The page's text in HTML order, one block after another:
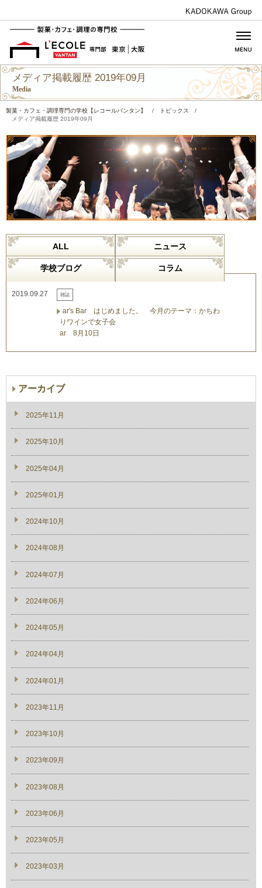
メディア掲載履歴 2019年09月
Media
製菓・カフェ・調理専門の学校【レコールバンタン】 / トピックス
/
メディア掲載履歴 2019年09月
ALL ニュース
学校ブログ コラム
2019.09.27 雑誌
ar's Bar はじめました。 今月のテーマ：かちわ
りワインで女子会
ar 8月10日
アーカイブ
2025年11月
2025年10月
2025年04月
2025年01月
2024年10月
2024年08月
2024年07月
2024年06月
2024年05月
2024年04月
2024年01月
2023年11月
2023年10月
2023年09月
2023年08月
2023年06月
2023年05月
2023年03月